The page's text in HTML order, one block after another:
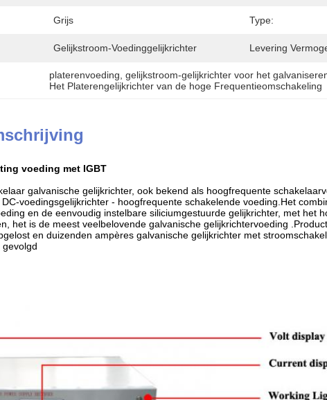
Grijs Type:
Gelijkstroom-Voedinggelijkrichter Levering
platerenvoeding , gelijkstroom-gelijkrichter voor het
Het Platerengelijkrichter van de hoge Frequentieomschakeling
voeding met IGBT
galvanische gelijkrichter, ook bekend als hoogfrequente
voedingsgelijkrichter - hoogfrequente schakelende voeding.Het
en de eenvoudig instelbare siliciumgestuurde gelijkrichter, met het
het is de meest veelbelovende galvanische gelijkrichtervoeding
en duizenden ampères galvanische gelijkrichter met
gevolgd